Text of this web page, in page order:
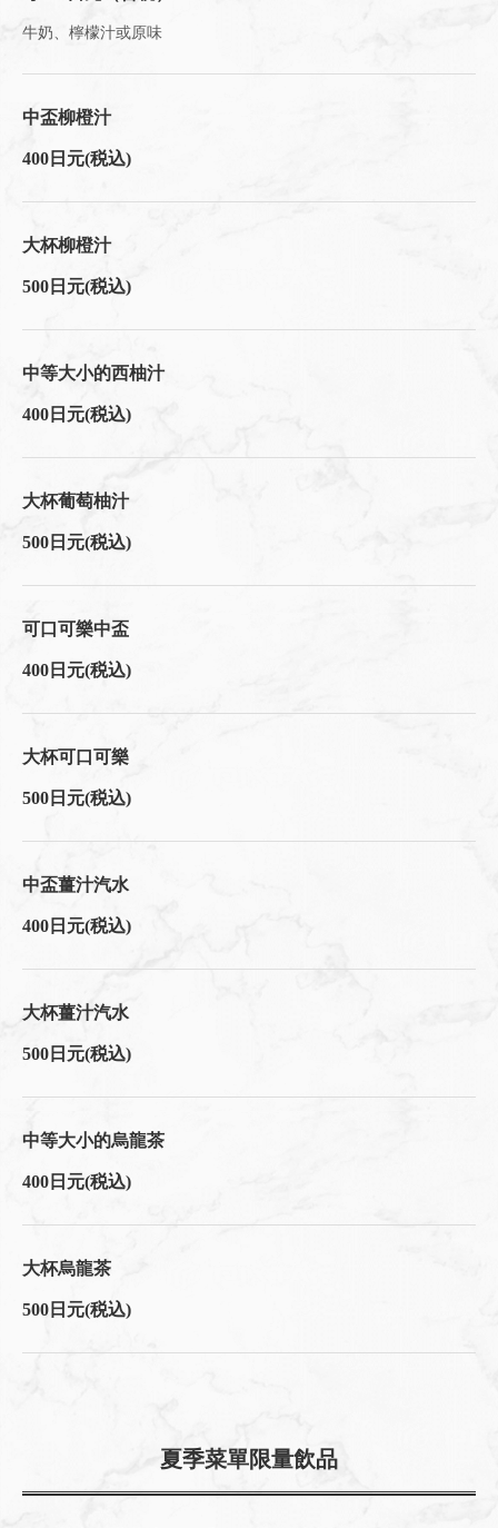
牛奶、檸檬汁或原味
中盃柳橙汁
400日元(税込)
大杯柳橙汁
500日元(税込)
中等大小的西柚汁
400日元(税込)
大杯葡萄柚汁
500日元(税込)
可口可樂中盃
400日元(税込)
大杯可口可樂
500日元(税込)
中盃薑汁汽水
400日元(税込)
大杯薑汁汽水
500日元(税込)
中等大小的烏龍茶
400日元(税込)
大杯烏龍茶
500日元(税込)
夏季菜單限量飲品